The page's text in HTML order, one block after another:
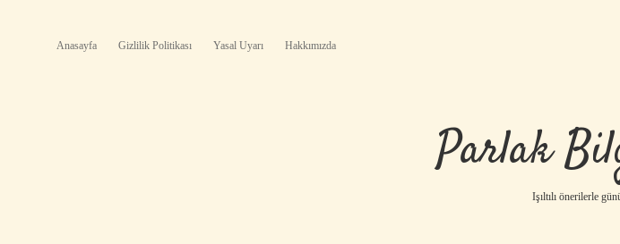
Anasayfa Gizlilik Politikası Yasal Uyarı Hakkımızda
Parlak
Işıltılı önerilerle